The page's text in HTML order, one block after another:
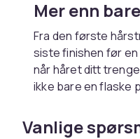
Mer enn
Fra den første
siste finishen før en
når håret ditt
ikke bare en flaske
uavhengig av
Vanlige